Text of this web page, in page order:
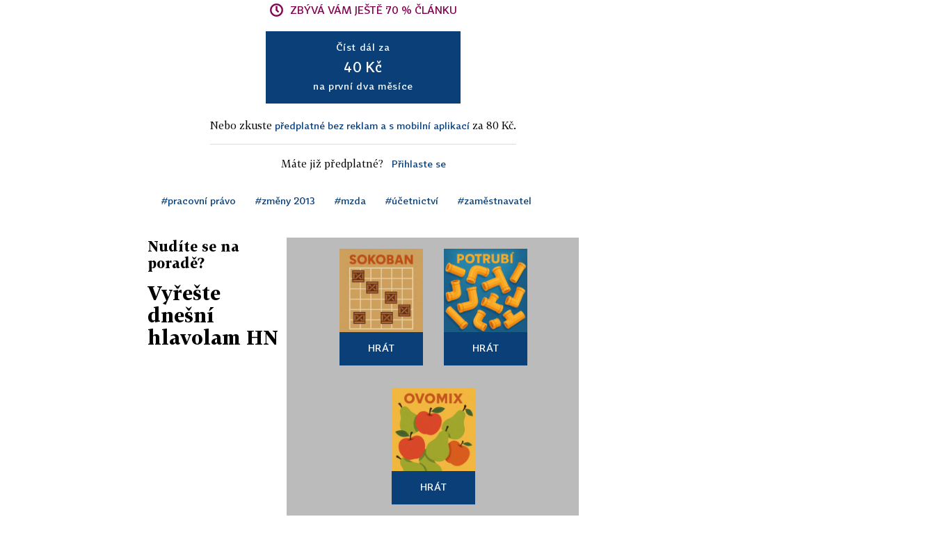
ZBÝVÁ VÁM JEŠTĚ 70 % ČLÁNKU
Číst dál za
40 Kč
na první dva měsíce
Nebo zkuste předplatné bez reklam a s mobilní aplikací za 80 Kč.
Máte již předplatné? Přihlaste se
#pracovní právo #změny 2013 #mzda #účetnictví #zaměstnavatel
Nudíte se na
poradě?
Vyřešte
dnešní
hlavolam HN
HRÁT HRÁT
HRÁT